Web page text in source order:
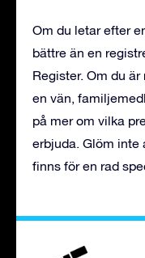
Om du letar efter
bättre än en
Register. Om du
en vän,
på mer om vilka
erbjuda. Glöm inte
finns för en rad